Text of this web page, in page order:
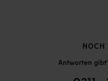
NOCH
Antworten